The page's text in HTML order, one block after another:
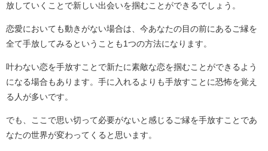
放していくことで新しい出会いを掴むことができるでしょう。
恋愛においても動きがない場合は、今あなたの目の前にあるご縁を
全て手放してみるということも1つの方法になります。
叶わない恋を手放すことで新たに素敵な恋を掴むことができるよう
になる場合もあります。手に入れるよりも手放すことに恐怖を覚え
る人が多いです。
でも、ここで思い切って必要がないと感じるご縁を手放すことであ
なたの世界が変わってくると思います。